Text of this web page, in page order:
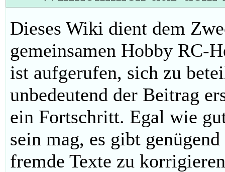
Dieses Wiki dient dem
gemeinsamen Hobby RC-
ist aufgerufen, sich zu
unbedeutend der Beitrag
ein Fortschritt. Egal wie
sein mag, es gibt
fremde Texte zu